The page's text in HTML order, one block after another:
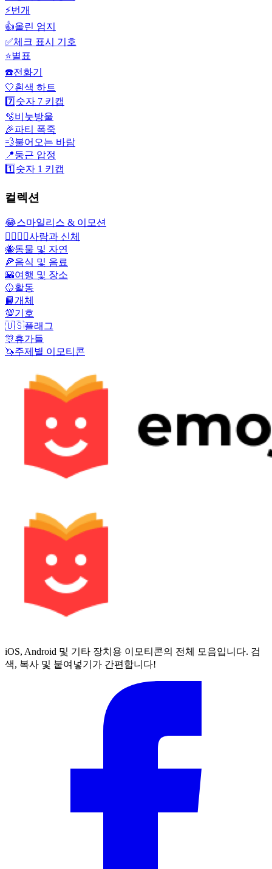
⚡번개
👍올린 엄지
✅체크 표시 기호
⭐별표
☎️전화기
🤍흰색 하트
7️⃣ 숫자 7 키캡
🫧비눗방울
🎉파티 폭죽
💨불어오는 바람
📍둥근 압정
1️⃣ 숫자 1 키캡
컬렉션
😂스마일리스 & 이모션
👩‍❤️‍💋‍👨사람과 신체
🐝동물 및 자연
🍕음식 및 음료
🌇여행 및 장소
🥎활동
📙개체
💯기호
🇺🇸플래그
🎊휴가들
🦄주제별 이모티콘
iOS, Android 및 기타 장치용 이모티콘의 전체 모음입니다. 검
색, 복사 및 붙여넣기가 간편합니다!